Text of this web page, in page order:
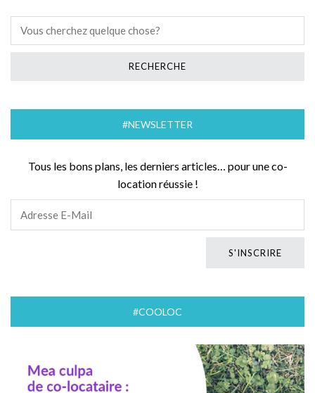
#NEWSLETTER
Tous les bons plans, les derniers articles… pour une co-
location réussie !
#COOLOC